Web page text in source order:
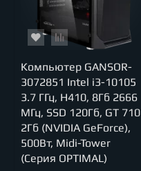
Компьютер GANSOR-
3072851 Intel i3-10105
3.7 ГГц, H410, 8Гб 2666
МГц, SSD 120Гб, GT 710
2Гб (NVIDIA GeForce),
500Вт, Midi-Tower
(Серия OPTIMAL)